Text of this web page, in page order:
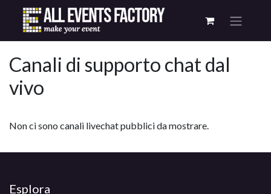
Canali di supporto chat dal
vivo
Non ci sono canali livechat pubblici da mostrare.
Esplora